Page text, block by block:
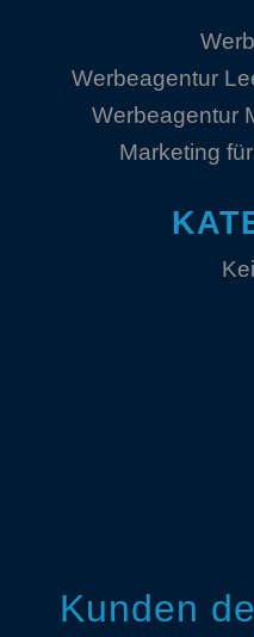
Werbeagentur
Werbeagentur
Marketing
Kunden